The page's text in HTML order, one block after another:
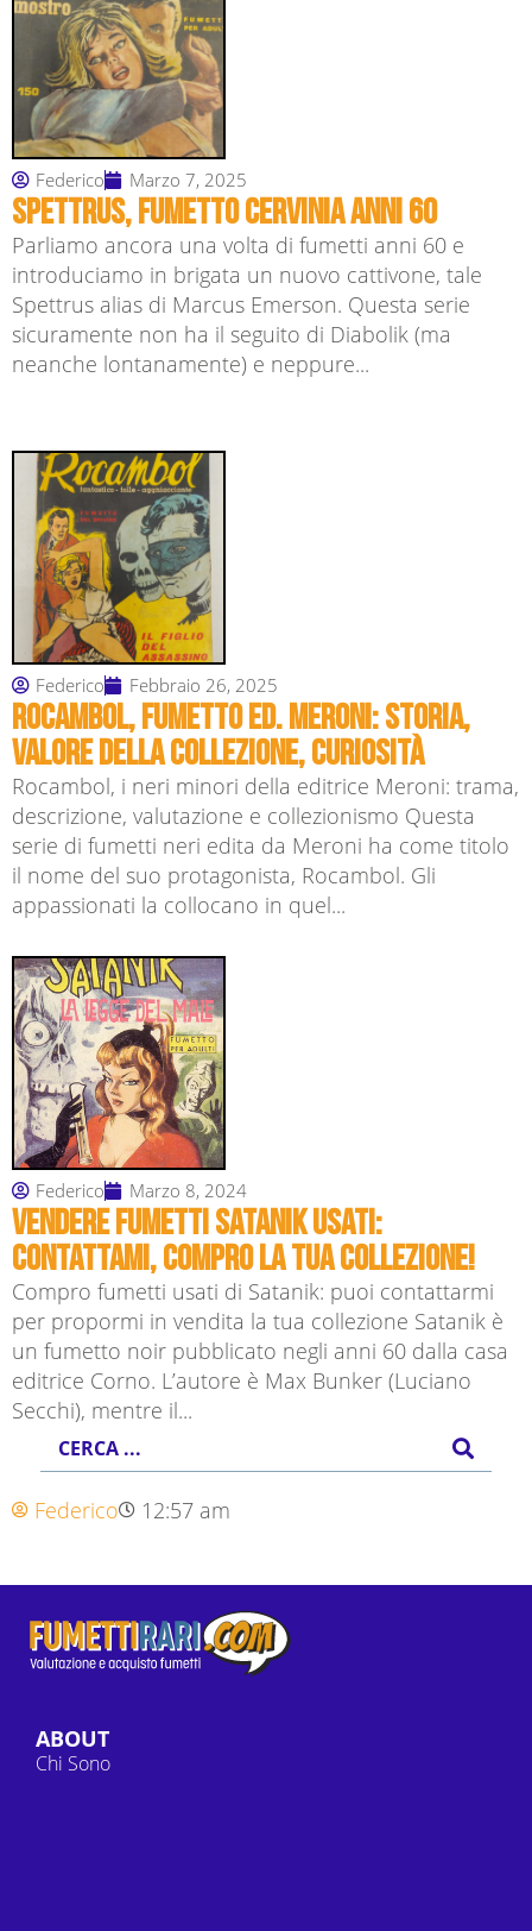
Federico Marzo 7, 2025
Spettrus, fumetto Cervinia anni 60
Parliamo ancora una volta di fumetti anni 60 e
introduciamo in brigata un nuovo cattivone, tale
Spettrus alias di Marcus Emerson. Questa serie
sicuramente non ha il seguito di Diabolik (ma
neanche lontanamente) e neppure...
Federico Febbraio 26, 2025
Rocambol, fumetto ed. Meroni: storia,
valore della collezione, curiosità
Rocambol, i neri minori della editrice Meroni: trama,
descrizione, valutazione e collezionismo Questa
serie di fumetti neri edita da Meroni ha come titolo
il nome del suo protagonista, Rocambol. Gli
appassionati la collocano in quel...
Federico Marzo 8, 2024
Vendere fumetti Satanik usati:
contattami, compro la tua collezione!
Compro fumetti usati di Satanik: puoi contattarmi
per propormi in vendita la tua collezione Satanik è
un fumetto noir pubblicato negli anni 60 dalla casa
editrice Corno. L’autore è Max Bunker (Luciano
Secchi), mentre il...
Federico 12:57 am
ABOUT
Chi Sono